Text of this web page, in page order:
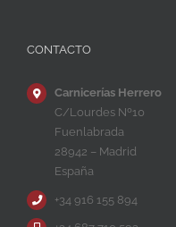
CONTACTO
Carnicerías Herrero
C/Lourdes Nº10
Fuenlabrada
28942 – Madrid
España
+34 916 155 894